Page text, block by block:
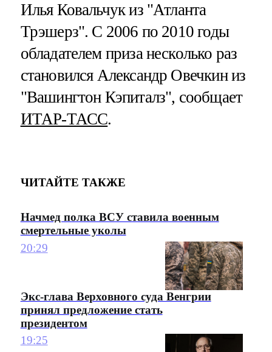
Илья Ковальчук из "Атланта
Трэшерз". С 2006 по 2010 годы
обладателем приза несколько раз
становился Александр Овечкин из
"Вашингтон Кэпиталз", сообщает
ИТАР-ТАСС.
ЧИТАЙТЕ ТАКЖЕ
Начмед полка ВСУ ставила военным
смертельные уколы
20:29
Экс-глава Верховного суда Венгрии
принял предложение стать
президентом
19:25